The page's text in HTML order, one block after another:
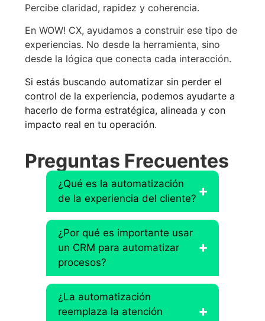
Percibe claridad, rapidez y coherencia.
En WOW! CX, ayudamos a construir ese tipo de
experiencias. No desde la herramienta, sino
desde la lógica que conecta cada interacción.
Si estás buscando automatizar sin perder el
control de la experiencia, podemos ayudarte a
hacerlo de forma estratégica, alineada y con
impacto real en tu operación.
Preguntas Frecuentes
¿Qué es la automatización
de la experiencia del cliente?
¿Por qué es importante usar
un CRM para automatizar
procesos?
¿La automatización
reemplaza la atención